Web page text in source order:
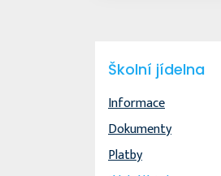
Školní jídelna
Informace
Dokumenty
Platby